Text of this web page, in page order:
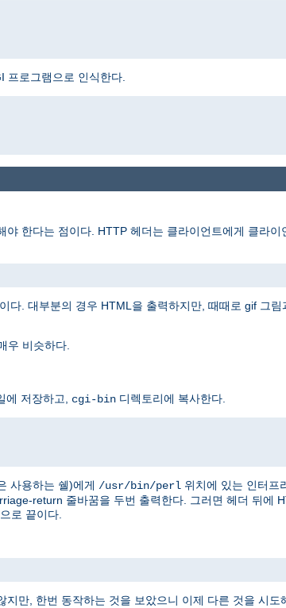
프로그램으로 인식한다.
한다는 점이다. HTTP 헤더는 클라이언트에게 클라이
. 대부분의 경우 HTML을 출력하지만, 때때로 gif 그
우 비슷하다.
에 저장하고, cgi-bin 디렉토리에 복사한다.
사용하는 쉘)에게 /usr/bin/perl 위치에 있는 인터프
return 줄바꿈을 두번 출력한다. 그러면 헤더 뒤에
로 끝이다.
지만, 한번 동작하는 것을 보았으니 이제 다른 것을 시도